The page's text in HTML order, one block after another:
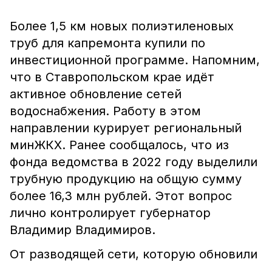
Более 1,5 км новых полиэтиленовых
труб для капремонта купили по
инвестиционной программе. Напомним,
что в Ставропольском крае идёт
активное обновление сетей
водоснабжения. Работу в этом
направлении курирует региональный
минЖКХ. Ранее сообщалось, что из
фонда ведомства в 2022 году выделили
трубную продукцию на общую сумму
более 16,3 млн рублей. Этот вопрос
лично контролирует губернатор
Владимир Владимиров.
От разводящей сети, которую обновили